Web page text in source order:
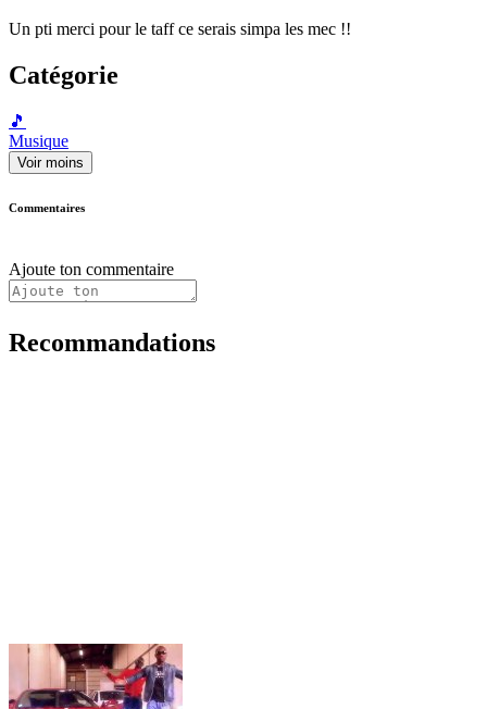
Un pti merci pour le taff ce serais simpa les mec !!
Catégorie
🎵
Musique
Voir moins
Commentaires
Ajoute ton commentaire
Recommandations